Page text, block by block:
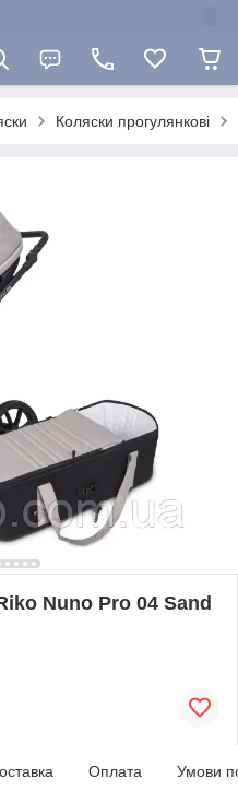
Коляски прогулянкові
Nuno Pro 04 Sand
Оплата Умови